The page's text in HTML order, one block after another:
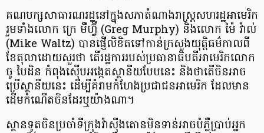
គណបក្សសាធារណរដ្ឋនៅក្នុងសភា​តំណាងរាស្ត្រ​​សហរដ្ឋអាមេរិក
រួមទាំងលោក ក្រេ មឺ​ហ្វ៊ី​ (Greg Murphy)​ និងលោក​ ម៉ៃ​ វ៉ាល់​
(Mike Waltz)​ បានផ្ញើលិខិតទៅកាន់ក្រសួងយុត្តិធម៌​កាលពី​
ខែតុលា​ដោយសួរថា តើរដ្ឋការ​របស់ប្រធានាធិបតី​អាមេរិក​លោក
ចូ បៃដិន ​​កំពុងស៊ើប​អង្កេតស្ថានីយបែបនេះ​ និង​ថាតើ​ចិន​អាច
ប្រើ​ស្ថានីយ​នេះ ​ដើម្បីគំរាមកំហែងប្រជាជនអាមេរិក​ ដែល​មាន
ដើមកំណើតចិនដែរឬយ៉ាង​ណា​។
ស្ថានទូត​​ចិន​ប្រចាំទី​​ក្រុង​វ៉ាស៊ីង​តោន​មិន​ទាន់អាច​បំភ្លឺ​ប្រាប់អ្នក